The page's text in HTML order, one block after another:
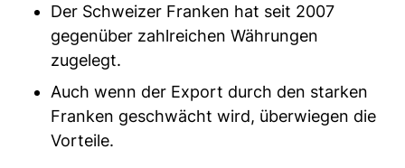
Der Schweizer Franken hat seit 2007
gegenüber zahlreichen Währungen
zugelegt.
Auch wenn der Export durch den starken
Franken geschwächt wird, überwiegen die
Vorteile.